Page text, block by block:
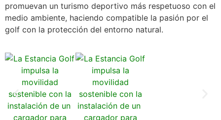
promuevan un turismo deportivo más respetuoso con el
medio ambiente, haciendo compatible la pasión por el
golf con la protección del entorno natural.